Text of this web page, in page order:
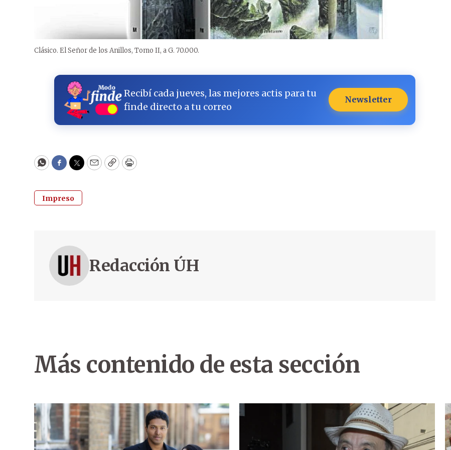
Clásico. El Señor de los Anillos, Tomo II, a G. 70.000.
Recibí cada jueves, las mejores actis para tu
finde directo a tu correo
Newsletter
WhatsApp
Facebook
Twitter
EmailCopyPrint
Impreso
Redacción ÚH
Más contenido de esta sección